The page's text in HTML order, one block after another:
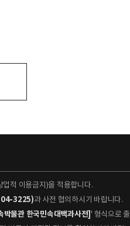
적 이용금지)을 적용합니다.
3225)과 사전 협의하시기 바랍니다.
박물관 한국민속대백과사전] ' 형식으로